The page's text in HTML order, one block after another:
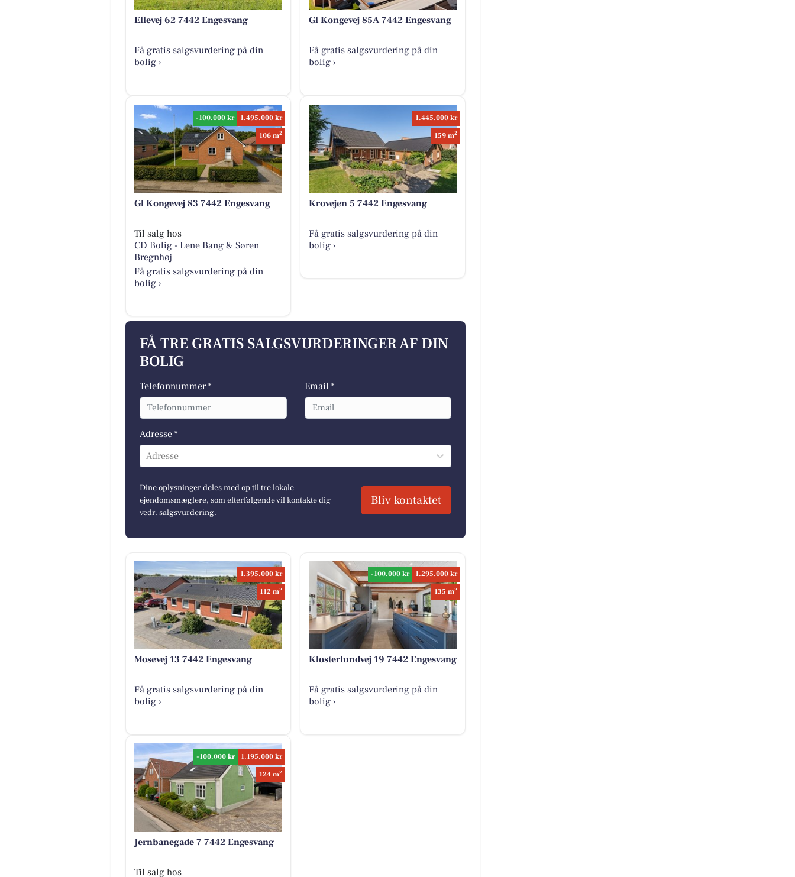
Ellevej 62 7442 Engesvang
Få gratis salgsvurdering på din
bolig ›
Gl Kongevej 85A 7442 Engesvang
Få gratis salgsvurdering på din
bolig ›
-100.000 kr
1.495.000 kr
106 m2
Gl Kongevej 83 7442 Engesvang
Til salg hos
CD Bolig - Lene Bang & Søren
Bregnhøj
Få gratis salgsvurdering på din
bolig ›
1.445.000 kr
159 m2
Krovejen 5 7442 Engesvang
Få gratis salgsvurdering på din
bolig ›
FÅ TRE GRATIS SALGSVURDERINGER AF DIN
BOLIG
Telefonnummer * Email *
Adresse *
Adresse
Dine oplysninger deles med op til tre lokale
ejendomsmæglere, som efterfølgende vil kontakte dig
vedr. salgsvurdering.
Bliv kontaktet
1.395.000 kr
112 m2
Mosevej 13 7442 Engesvang
Få gratis salgsvurdering på din
bolig ›
-100.000 kr
1.295.000 kr
135 m2
Klosterlundvej 19 7442 Engesvang
Få gratis salgsvurdering på din
bolig ›
-100.000 kr
1.195.000 kr
124 m2
Jernbanegade 7 7442 Engesvang
Til salg hos